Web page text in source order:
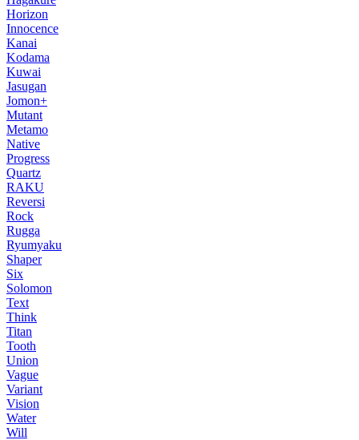
Horizon
Innocence
Kanai
Kodama
Kuwai
Jasugan
Jomon+
Mutant
Metamo
Native
Progress
Quartz
RAKU
Reversi
Rock
Rugga
Ryumyaku
Shaper
Six
Solomon
Text
Think
Titan
Tooth
Union
Vague
Variant
Vision
Water
Will